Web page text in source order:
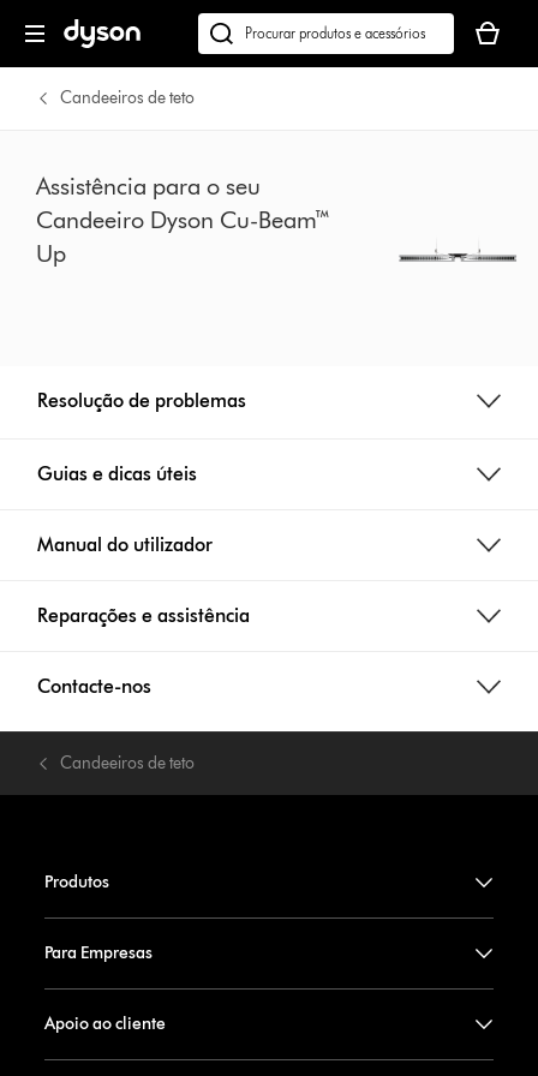
seguinte
Pesquisar
em
seu
cesto
Candeeiros de teto
Assistência para o seu
Candeeiro Dyson Cu-Beam™
Up
Resolução de problemas
Guias e dicas úteis
Manual do utilizador
Reparações e assistência
Contacte-nos
Candeeiros de teto
Produtos
Para Empresas
Apoio ao cliente